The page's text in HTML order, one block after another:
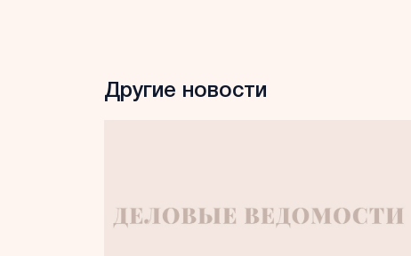
Другие новости